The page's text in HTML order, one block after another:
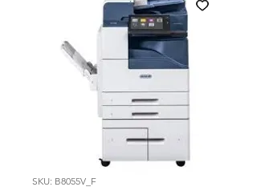
SKU: B8055V_F